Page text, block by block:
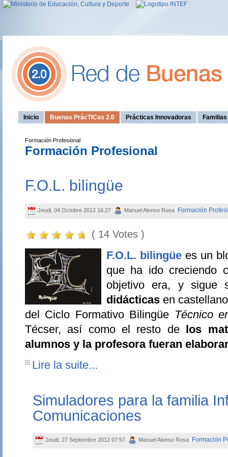
Inicio Buenas PrácTICas 2.0 Prácticas Innovadoras
Formación Profesional
Formación Profesional
F.O.L. bilingüe
Jeudi, 04 Octobre 2012 16:27 Manuel Alonso Rosa Formación
( 14 Votes )
F.O.L. bilingüees un
que ha ido creciendo
objetivo era, y sigue
didácticasen
del Ciclo Formativo Bilingüe Técnico
Técser, así como el resto de
los
alumnos y la profesora fueran
Lire la suite...
Simuladores para la familia
Comunicaciones
Jeudi, 27 Septembre 2012 07:57 Manuel Alonso Rosa Formación